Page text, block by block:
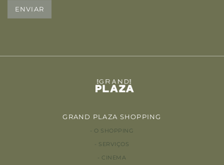
GRAND PLAZA SHOPPING
O SHOPPING
SERVIÇOS
CINEMA